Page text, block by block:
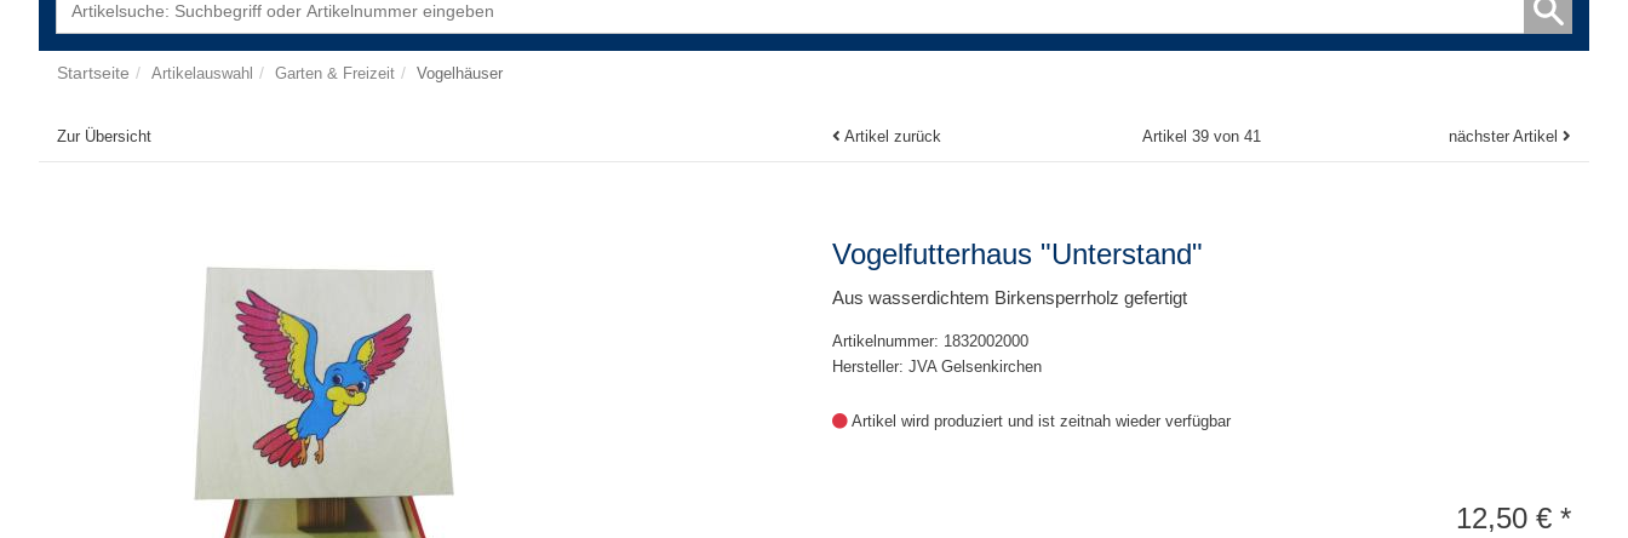
Startseite Artikelauswahl Garten & Freizeit Vogelhäuser
Zur Übersicht Artikel zurück Artikel 39 von 41 nächster Artikel
Vogelfutterhaus "Unterstand"
Aus wasserdichtem Birkensperrholz gefertigt
Artikelnummer: 1832002000
Hersteller: JVA Gelsenkirchen
Artikel wird produziert und ist zeitnah wieder verfügbar
12,50 € *